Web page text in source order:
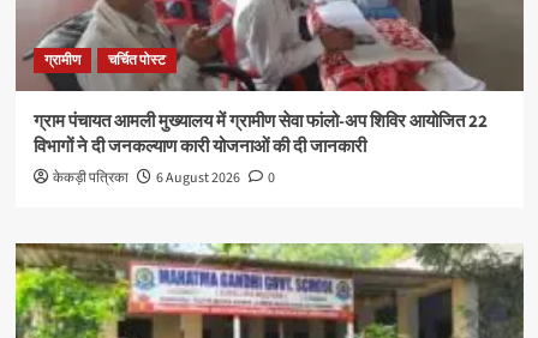
ग्रामीण चर्चित पोस्ट
ग्राम पंचायत आमली मुख्यालय में ग्रामीण सेवा फांलो-अप शिविर आयोजित 22
विभागों ने दी जनकल्याण कारी योजनाओं की दी जानकारी
केकड़ी पत्रिका 6 August 2026 0